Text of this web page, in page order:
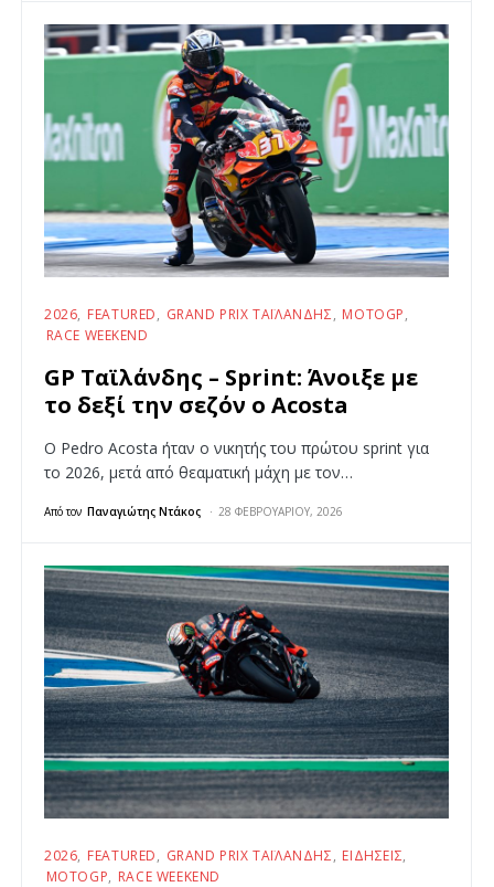
2026 FEATURED GRAND PRIX ΤΑΪΛΆΝΔΗΣ
MOTOGP
RACE WEEKEND
GP Ταϊλάνδης – Sprint: Άνοιξε με
το δεξί την σεζόν ο Acosta
Ο Pedro Acosta ήταν ο νικητής του πρώτου sprint για
το 2026, μετά από θεαματική μάχη με τον…
Από τον Παναγιώτης Ντάκος 28 ΦΕΒΡΟΥΑΡΊΟΥ, 2026
2026 FEATURED GRAND PRIX ΤΑΪΛΆΝΔΗΣ
ΕΙΔΉΣΕΙΣ
MOTOGP
RACE WEEKEND